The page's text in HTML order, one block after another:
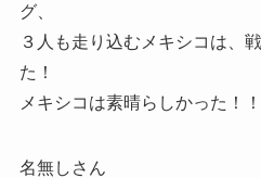
グ、
３人も走り込むメキシコは、
た！
メキシコは素晴らしかった！！
名無しさん